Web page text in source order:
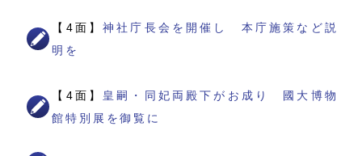
【4面】神社庁長会を開催し 本庁施策など説
明を
【4面】 皇嗣・同妃両殿下がお成り 國大博物
館特別展を御覧に